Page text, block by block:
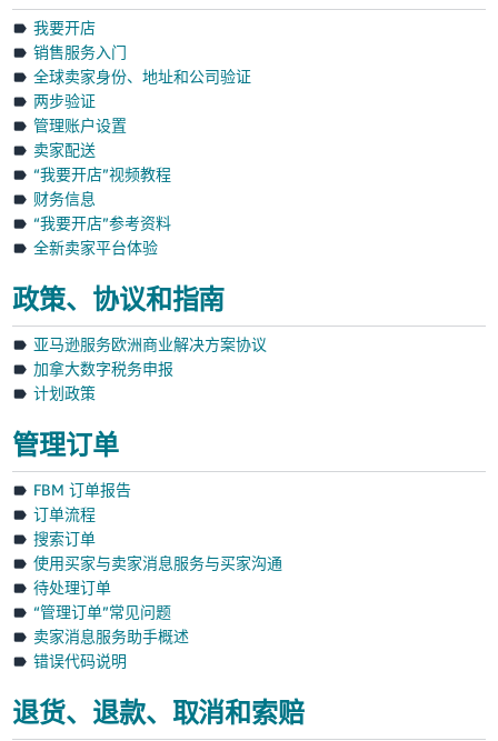
中
文
عربى
- AE
English
- AE
中
文
-
登
注
册
我要开店
销售服务入门
全球卖家身份、地址和公司验证
两步验证
管理账户设置
卖家配送
“我要开店”视频教程
财务信息
“我要开店”参考资料
全新卖家平台体验
政策、协议和指南
亚马逊服务欧洲商业解决方案协议
加拿大数字税务申报
计划政策
管理订单
FBM 订单报告
订单流程
搜索订单
使用买家与卖家消息服务与买家沟通
待处理订单
“管理订单”常见问题
卖家消息服务助手概述
错误代码说明
退货、退款、取消和索赔